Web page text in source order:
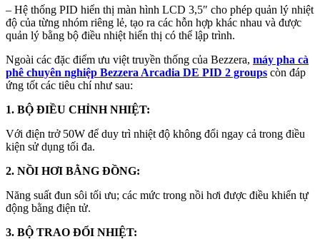
– Hệ thống PID hiển thị màn hình LCD 3,5″ cho phép quản lý nhiệt
độ của từng nhóm riêng lẻ, tạo ra các hỗn hợp khác nhau và được
quản lý bằng bộ điều nhiệt hiển thị có thể lập trình.
Ngoài các đặc điểm ưu việt truyền thống của Bezzera, máy pha cà
phê chuyên nghiệp Bezzera Arcadia DE PID 2 groups còn đáp
ứng tốt các tiêu chí như sau:
1. BỘ ĐIỀU CHỈNH NHIỆT:
Với điện trở 50W để duy trì nhiệt độ không đổi ngay cả trong điều
kiện sử dụng tối đa.
2. NỒI HƠI BẰNG ĐỒNG:
Năng suất đun sôi tối ưu; các mức trong nồi hơi được điều khiển tự
động bằng điện tử.
3. BỘ TRAO ĐỔI NHIỆT: